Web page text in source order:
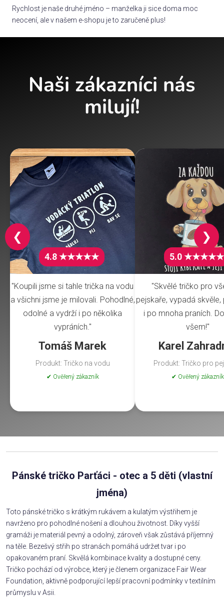
Rychlost je naše druhé jméno – manželka ji sice doma moc
neocení, ale v našem e-shopu je to zaručeně plus!
Naši zákazníci nás
milují!
4.8 ★★★★★
"Koupili jsme si tahle trička na vodu
a všichni jsme je milovali. Pohodlné,
odolné a vydrží i po několika
vypráních."
Tomáš Marek
Produkt: Tričko na vodu
✔ Ověřený zákazník
5.0 ★★★★★
"Skvělé tričko pro
pejskaře, vypadá
i po mnoha praních.
všem!"
Karel
Produkt: Tričko pro
✔ Ověřený zákazník
❮ ❯
Pánské tričko Parťáci - otec a 5 děti (vlastní
jména)
Toto pánské tričko s krátkým rukávem a kulatým výstřihem je
navrženo pro pohodlné nošení a dlouhou životnost. Díky vyšší
gramáži je materiál pevný a odolný, zároveň však zůstává příjemný
na těle. Bezešvý střih po stranách pomáhá udržet tvar i po
opakovaném praní. Skvělá kombinace kvality a dostupné ceny.
Tričko pochází od výrobce, který je členem organizace Fair Wear
Foundation, aktivně podporující lepší pracovní podmínky v textilním
průmyslu v Asii.